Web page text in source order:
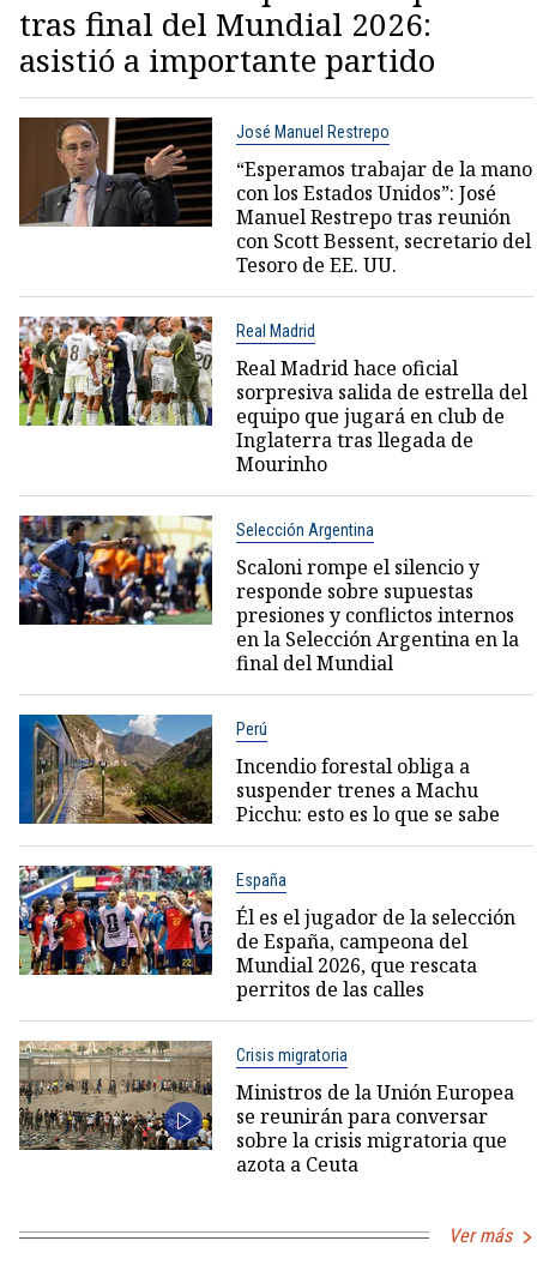
tras final del Mundial 2026:
asistió a importante partido
José Manuel Restrepo
“Esperamos trabajar de la mano
con los Estados Unidos”: José
Manuel Restrepo tras reunión
con Scott Bessent, secretario del
Tesoro de EE. UU.
Real Madrid
Real Madrid hace oficial
sorpresiva salida de estrella del
equipo que jugará en club de
Inglaterra tras llegada de
Mourinho
Selección Argentina
Scaloni rompe el silencio y
responde sobre supuestas
presiones y conflictos internos
en la Selección Argentina en la
final del Mundial
Perú
Incendio forestal obliga a
suspender trenes a Machu
Picchu: esto es lo que se sabe
España
Él es el jugador de la selección
de España, campeona del
Mundial 2026, que rescata
perritos de las calles
Crisis migratoria
Ministros de la Unión Europea
se reunirán para conversar
sobre la crisis migratoria que
azota a Ceuta
Ver más